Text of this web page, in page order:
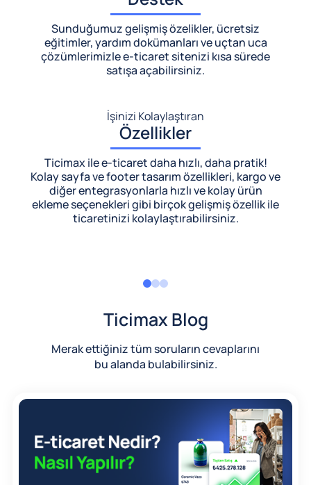
Sunduğumuz gelişmiş özelikler, ücretsiz
eğitimler, yardım dokümanları ve uçtan uca
çözümlerimizlee-ticaret sitenizi kısa sürede
satışa açabilirsiniz.
İşinizi Kolaylaştıran
Özellikler
Ticimax ile e-ticaret daha hızlı, daha pratik!
Kolay sayfa ve footer tasarım özellikleri, kargo ve
diğer entegrasyonlarla hızlı ve kolay ürün
ekleme seçenekleri gibi birçok gelişmiş özellik ile
ticaretinizi kolaylaştırabilirsiniz.
Ticimax Blog
Merak ettiğiniz tüm soruların cevaplarını
bu alanda bulabilirsiniz.